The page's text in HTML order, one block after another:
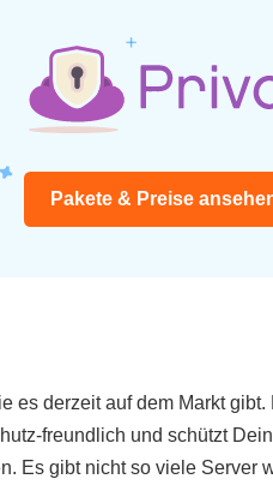
Pakete & Preise
derzeit auf dem Markt
freundlich und schützt
Es gibt nicht so viele Server